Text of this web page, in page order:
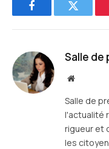
FacebookTwitter
Salle de
Site
Salle de
l'actualité
rigueur et
les